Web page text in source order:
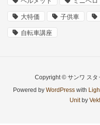
大特価 子供車
自転車講座
Copyright © サンワ スタ
Powered by WordPress with
Unitby